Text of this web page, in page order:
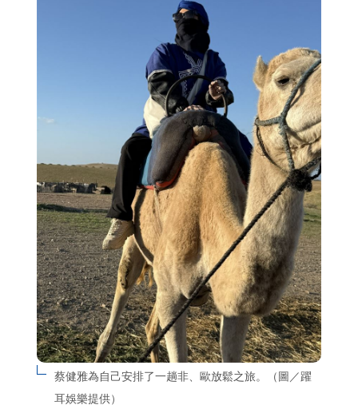
蔡健雅為自己安排了一趟非、歐放鬆之旅。（圖／躍
耳娛樂提供）